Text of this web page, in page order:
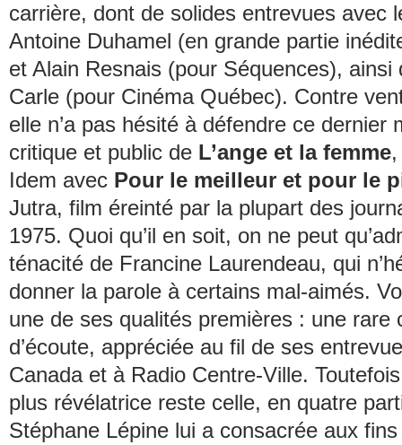
carrière, dont de solides entrevues avec
Antoine Duhamel (en grande partie
et Alain Resnais (pour Séquences), ainsi
Carle (pour Cinéma Québec). Contre
elle n’a pas hésité à défendre ce dernier
critique et public de L’ange et la femme,
Idem avec Pour le meilleur et pour le
Jutra, film éreinté par la plupart des
1975. Quoi qu’il en soit, on ne peut
ténacité de Francine Laurendeau, qui
donner la parole à certains mal-aimés.
une de ses qualités premières : une rare
d’écoute, appréciée au fil de ses
Canada et à Radio Centre-Ville.
plus révélatrice reste celle, en quatre
Stéphane Lépine lui a consacrée aux